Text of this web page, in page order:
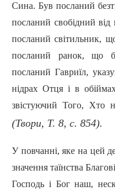
Сина. Був посланий
посланий свобідний від
посланий світильник,
посланий ранок, що
посланий Гавриїл,
нідрах Отця і в
звістуючий Того, Хто
(Твори, Т. 8, с. 854).
У повчанні, яке на цей
значення таїнства
Господь і Бог наш,